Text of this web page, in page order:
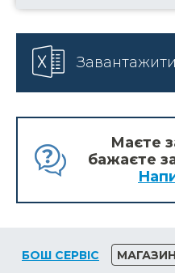
Маєте
бажаєте
БОШ СЕРВІС